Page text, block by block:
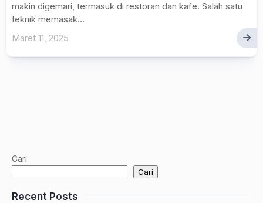
makin digemari, termasuk di restoran dan kafe. Salah satu
teknik memasak...
Maret 11, 2025
Cari
Cari
Recent Posts